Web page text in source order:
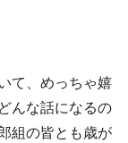
て、めっちゃ嬉
んな話になるの
組の皆とも歳が